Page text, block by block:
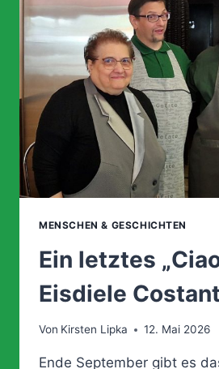
MENSCHEN & GESCHICHTEN
Ein letztes
Eisdiele
Von Kirsten Lipka 12. Mai 2026
Ende September gibt es